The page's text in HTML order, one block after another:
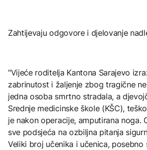
Zahtijevaju odgovore i djelovanje
"Vijeće roditelja Kantona Sarajevo
zabrinutost i žaljenje zbog tragične
jedna osoba smrtno stradala, a
Srednje medicinske škole (KŠC),
je nakon operacije, amputirana noga.
sve podsjeća na ozbiljna pitanja
Veliki broj učenika i učenica, posebno